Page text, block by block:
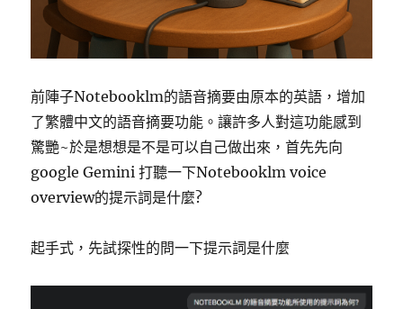
前陣子Notebooklm的語音摘要由原本的英語，增加
了繁體中文的語音摘要功能。讓許多人對這功能感到
驚艷~於是想想是不是可以自己做出來，首先先向
google Gemini 打聽一下Notebooklm voice
overview的提示詞是什麼?
起手式，先試探性的問一下提示詞是什麼